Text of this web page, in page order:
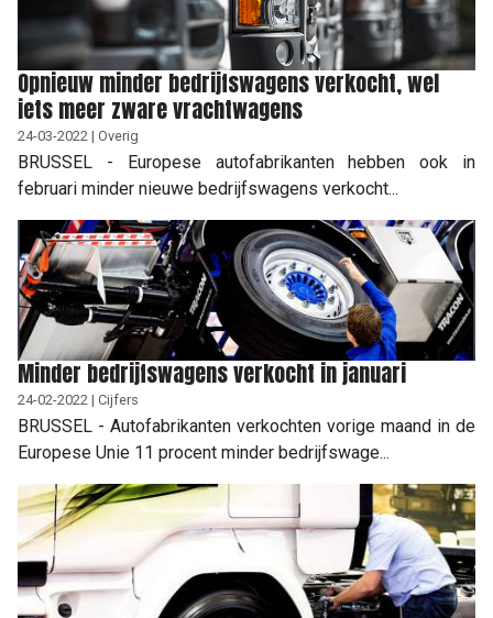
Opnieuw minder bedrijfswagens verkocht, wel
iets meer zware vrachtwagens
24-03-2022 | Overig
BRUSSEL - Europese autofabrikanten hebben ook in
februari minder nieuwe bedrijfswagens verkocht...
Minder bedrijfswagens verkocht in januari
24-02-2022 | Cijfers
BRUSSEL - Autofabrikanten verkochten vorige maand in de
Europese Unie 11 procent minder bedrijfswage...